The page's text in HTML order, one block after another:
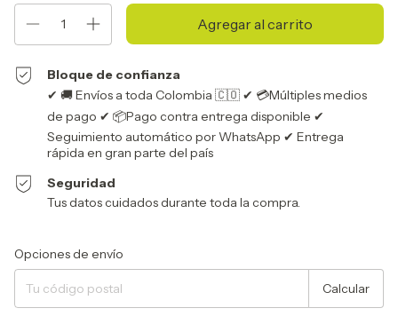
Bloque de confianza
✔ 🚚 Envíos a toda Colombia 🇨🇴 ✔ 💳Múltiples medios
de pago ✔ 📦Pago contra entrega disponible ✔
Seguimiento automático por WhatsApp ✔ Entrega
rápida en gran parte del país
Seguridad
Tus datos cuidados durante toda la compra.
Entregas para el CP:
Opciones de envío
Calcular